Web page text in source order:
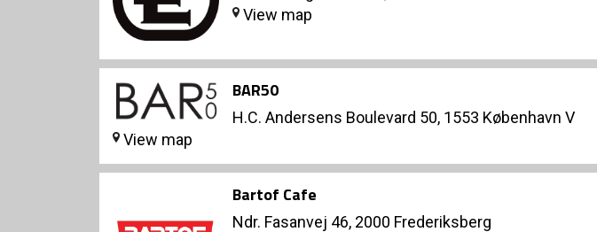
View map
BAR50
H.C. Andersens Boulevard 50, 1553 København V
View map
Bartof Cafe
Ndr. Fasanvej 46, 2000 Frederiksberg